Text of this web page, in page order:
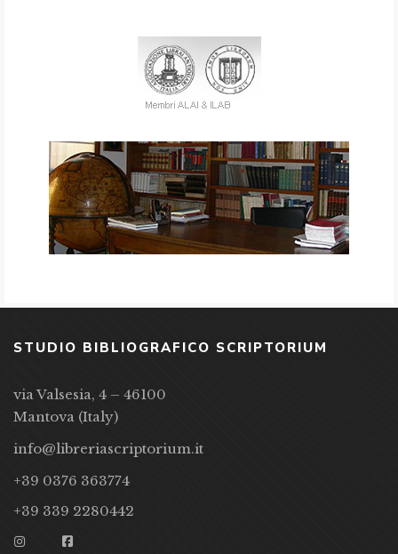
STUDIO BIBLIOGRAFICO SCRIPTORIUM
via Valsesia, 4 – 46100
Mantova (Italy)
info@libreriascriptorium.it
+39 0376 363774
+39 339 2280442